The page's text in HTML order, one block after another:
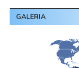
GALERIA